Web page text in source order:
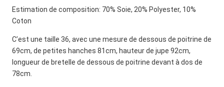
Estimation de composition: 70% Soie, 20% Polyester, 10%
Coton
C’est une taille 36, avec une mesure de dessous de poitrine de
69cm, de petites hanches 81cm, hauteur de jupe 92cm,
longueur de bretelle de dessous de poitrine devant à dos de
78cm.